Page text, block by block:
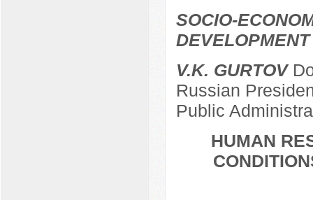
SOCIO-
DEVELOPMENT
V.K. GURTOV
Russian
Public
HUMAN